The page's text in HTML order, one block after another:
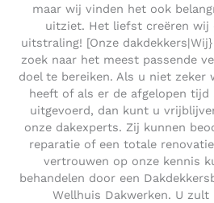
maar wij vinden het ook
uitziet. Het liefst creëren wij
uitstraling! [Onze
zoek naar het meest passende
doel te bereiken. Als u niet zeker
heeft of als er de afgelopen tijd
uitgevoerd, dan kunt u
onze dakexperts. Zij kunnen
reparatie of een totale
vertrouwen op onze kennis
behandelen door een
Wellhuis Dakwerken. U